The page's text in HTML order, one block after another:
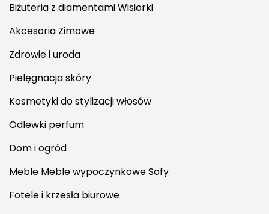
Biżuteria z diamentami Wisiorki
Akcesoria Zimowe
Zdrowie i uroda
Pielęgnacja skóry
Kosmetyki do stylizacji włosów
Odlewki perfum
Dom i ogród
Meble Meble wypoczynkowe Sofy
Fotele i krzesła biurowe